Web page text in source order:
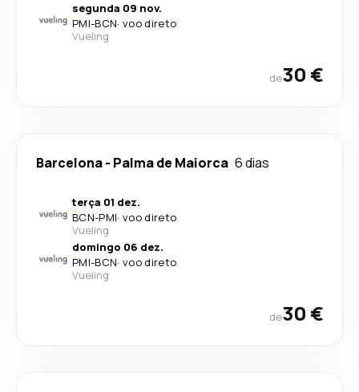
segunda 09 nov.
PMI-BCN· voo direto
Vueling
de30 €
Barcelona- Palma de Maiorca 6 dias
terça 01 dez.
BCN-PMI· voo direto
Vueling
domingo 06 dez.
PMI-BCN· voo direto
Vueling
de30 €